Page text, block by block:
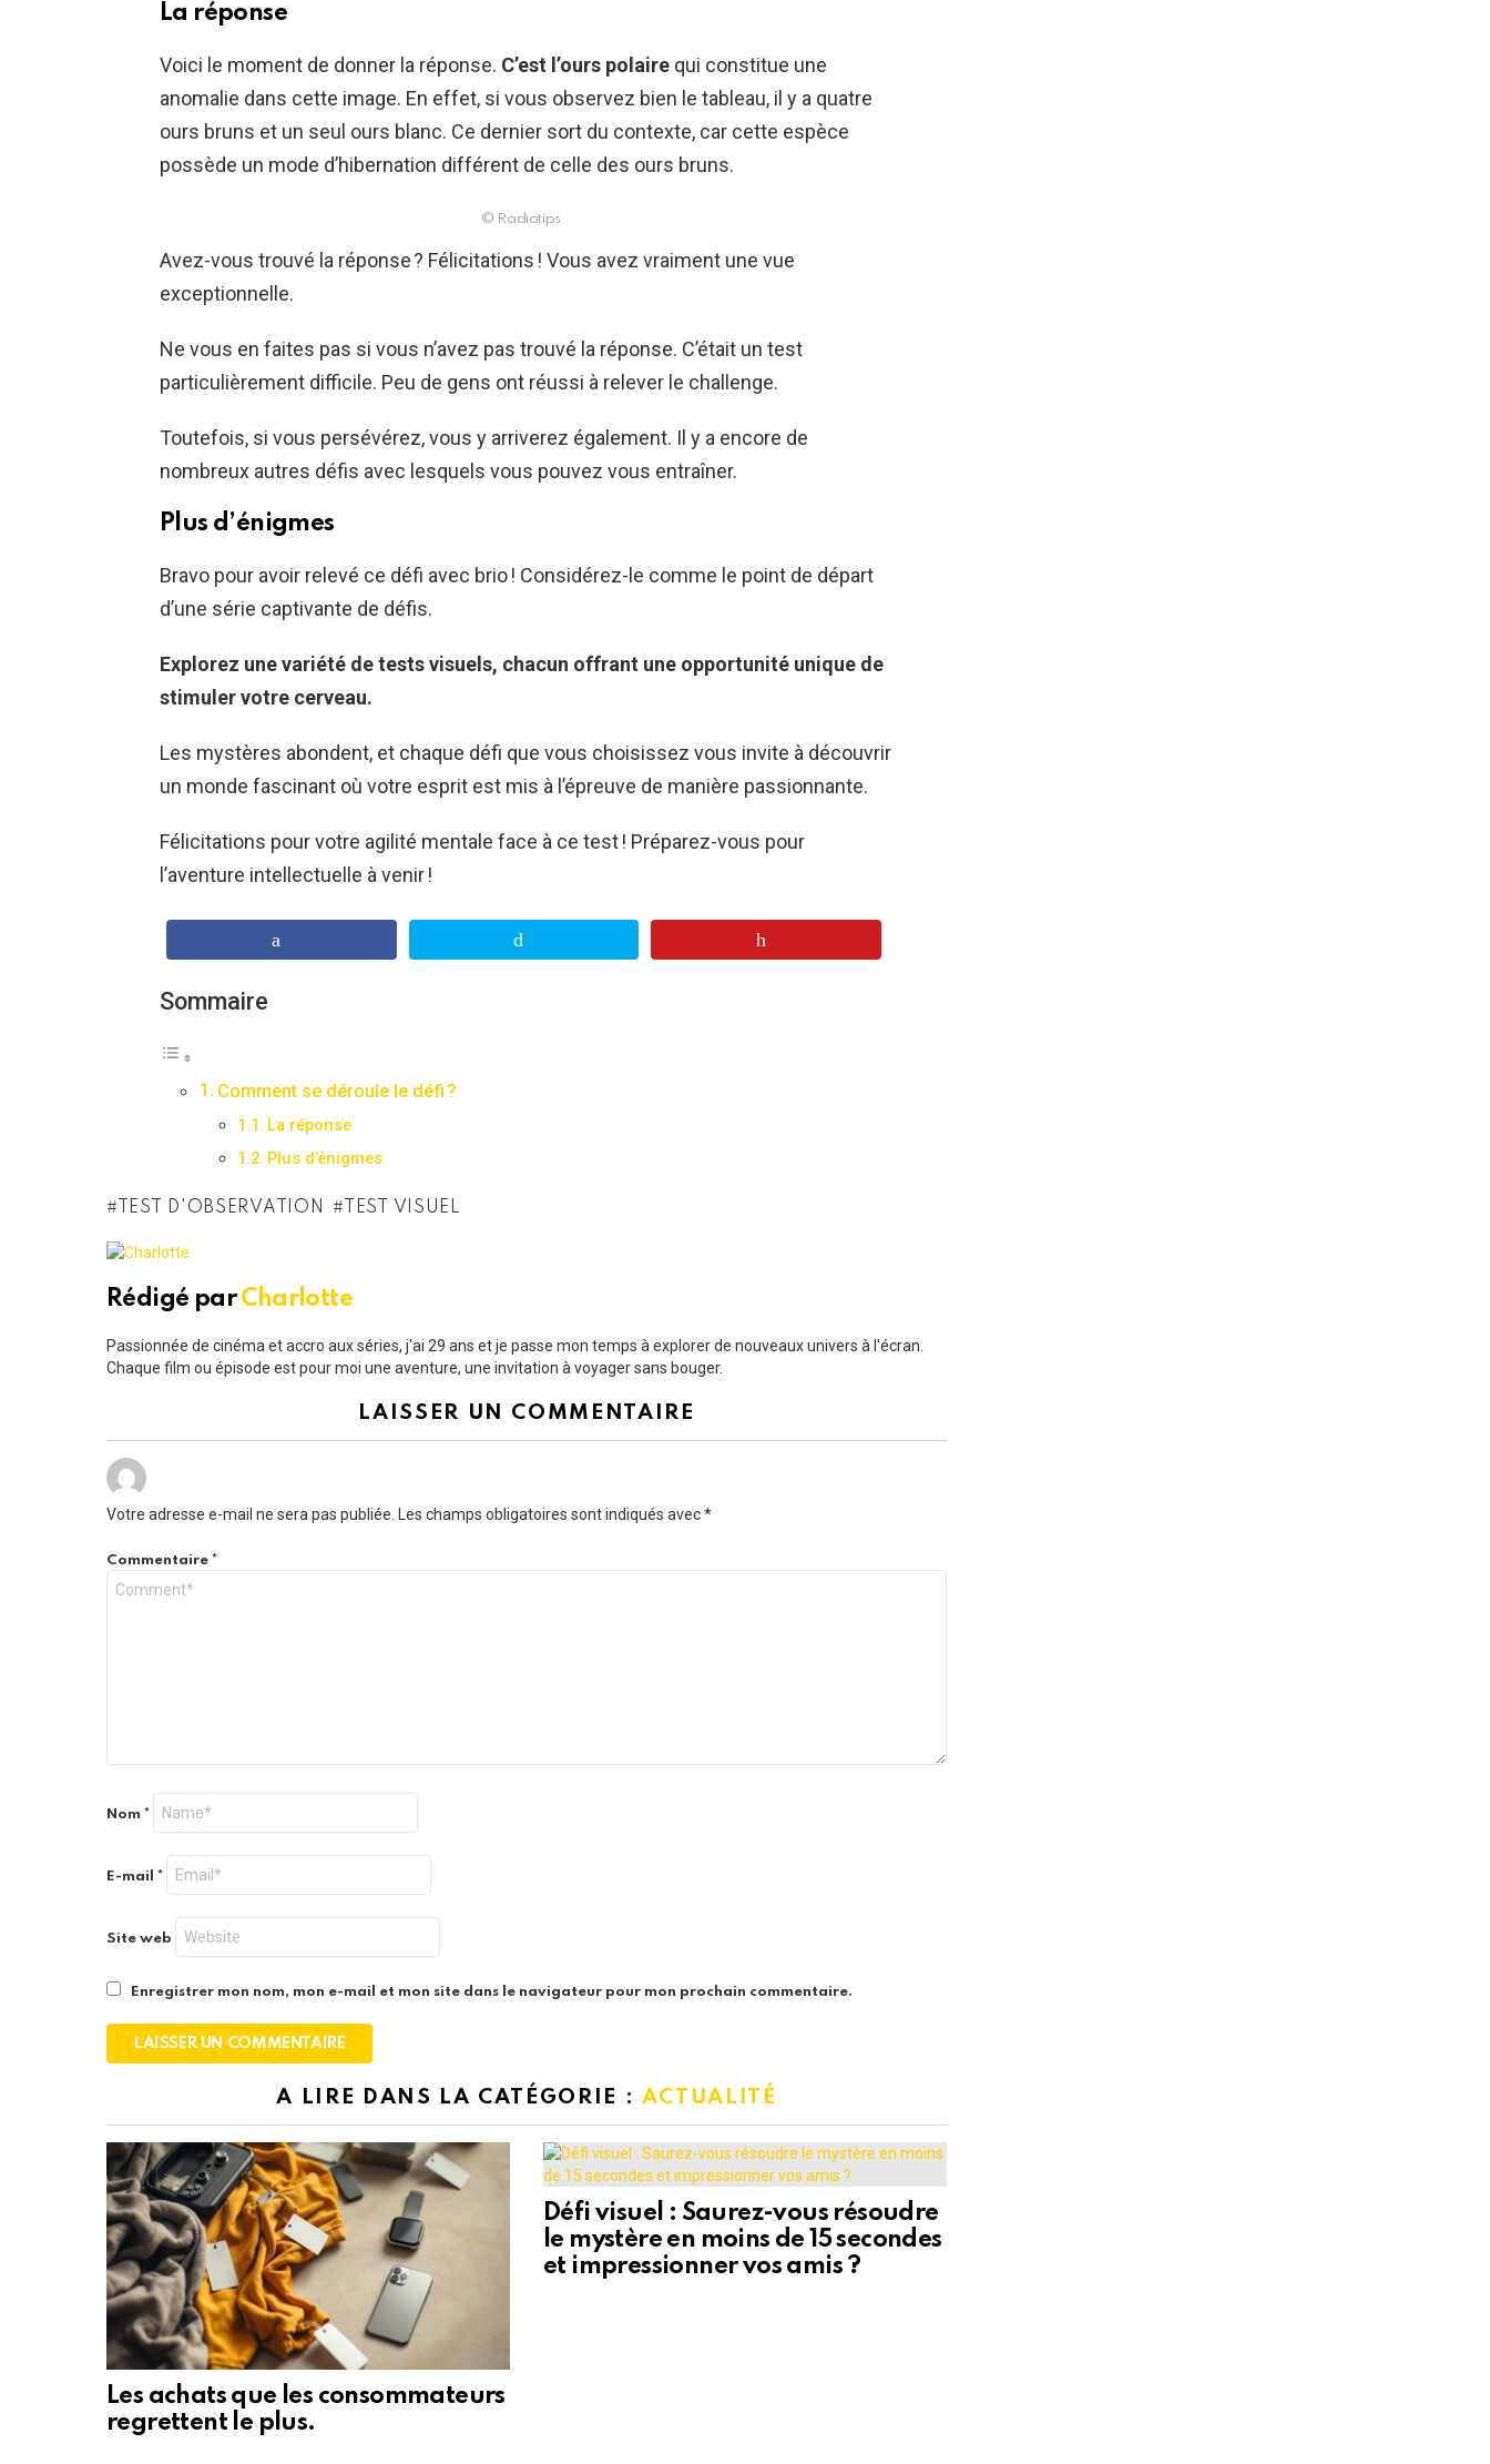
La réponse
Voici le moment de donner la réponse. C’est l’ours polaire qui constitue une
anomalie dans cette image. En effet, si vous observez bien le tableau, il y a quatre
ours bruns et un seul ours blanc. Ce dernier sort du contexte, car cette espèce
possède un mode d’hibernation différent de celle des ours bruns.
© Radiotips
Avez-vous trouvé la réponse ? Félicitations ! Vous avez vraiment une vue
exceptionnelle.
Ne vous en faites pas si vous n’avez pas trouvé la réponse. C’était un test
particulièrement difficile. Peu de gens ont réussi à relever le challenge.
Toutefois, si vous persévérez, vous y arriverez également. Il y a encore de
nombreux autres défis avec lesquels vous pouvez vous entraîner.
Plus d’énigmes
Bravo pour avoir relevé ce défi avec brio ! Considérez-le comme le point de départ
d’une série captivante de défis.
Explorez une variété de tests visuels, chacun offrant une opportunité unique de
stimuler votre cerveau.
Les mystères abondent, et chaque défi que vous choisissez vous invite à découvrir
un monde fascinant où votre esprit est mis à l’épreuve de manière passionnante.
Félicitations pour votre agilité mentale face à ce test ! Préparez-vous pour
l’aventure intellectuelle à venir !
Sommaire
Comment se déroule le défi ?
La réponse
Plus d’énigmes
TEST D'OBSERVATION TEST VISUEL
Rédigé parCharlotte
Passionnée de cinéma et accro aux séries, j'ai 29 ans et je passe mon temps à explorer de nouveaux univers à l'écran.
Chaque film ou épisode est pour moi une aventure, une invitation à voyager sans bouger.
LAISSER UN COMMENTAIRE
Votre adresse e-mail ne sera pas publiée. Les champs obligatoires sont indiqués avec*
Commentaire *
Nom *
E-mail *
Site web
Enregistrer mon nom, mon e-mail et mon site dans le navigateur pour mon prochain commentaire.
A LIRE DANS LA CATÉGORIE : ACTUALITÉ
Les achats que les consommateurs
regrettent le plus.
Défi visuel : Saurez-vous résoudre
le mystère en moins de 15 secondes
et impressionner vos amis ?